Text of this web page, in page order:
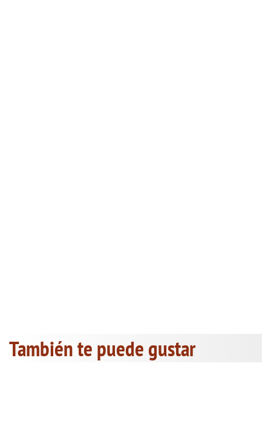
También te puede gustar